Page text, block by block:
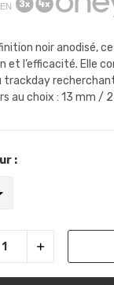
noir anodisé,
et l’efficacité. Elle
trackday
au choix : 13 mm /
: